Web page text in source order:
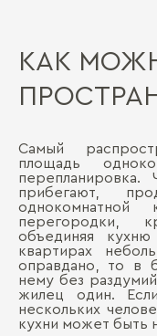
КАК
Самый
площадь
прибегают,
перегородки,
объединяя
квартирах
оправдано, то в
нему без
жилец один.
нескольких
кухни может быть